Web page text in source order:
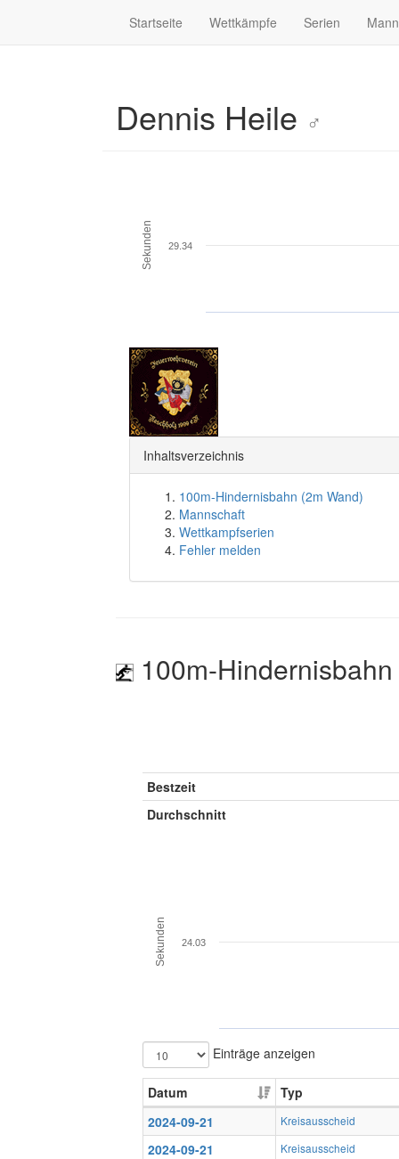
Startseite Wettkämpfe Serien
Dennis Heile ♂
Sekunden 29.34
Inhaltsverzeichnis
100m-Hindernisbahn (2m Wand)
Mannschaft
Wettkampfserien
Fehler melden
100m-
Bestzeit
Durchschnitt
Sekunden 24.03
Einträge anzeigen
Datum
Typ
2024-09-21
Kreisausscheid
2024-09-21 Kreisausscheid